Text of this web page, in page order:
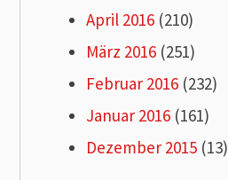
April 2016 (210)
März 2016 (251)
Februar 2016 (232)
Januar 2016 (161)
Dezember 2015 (13)